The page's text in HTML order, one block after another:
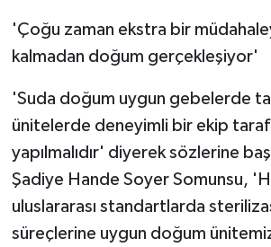
'Çoğu zaman ekstra bir
kalmadan doğum gerçekleşiyor'
'Suda doğum uygun gebelerde
ünitelerde deneyimli bir ekip
yapılmalıdır' diyerek sözlerine
Şadiye Hande Soyer Somunsu,
uluslararası standartlarda
süreçlerine uygun doğum